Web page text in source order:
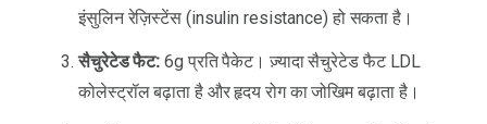
इंसुलिन रेज़िस्टेंस (insulin resistance) हो सकता है।
सैचुरेटेड फैट: 6g प्रति पैकेट। ज़्यादा सैचुरेटेड फैट LDL
कोलेस्ट्रॉल बढ़ाता है और हृदय रोग का जोखिम बढ़ाता है।